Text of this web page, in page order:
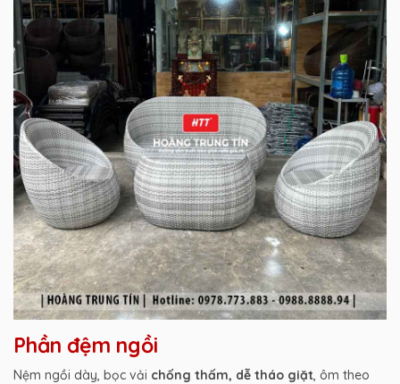
Phần đệm ngồi
Nệm ngồi dày, bọc vải chống thấm, dễ tháo giặt , ôm theo